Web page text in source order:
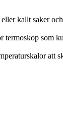
kallt saker
termoskop som
att